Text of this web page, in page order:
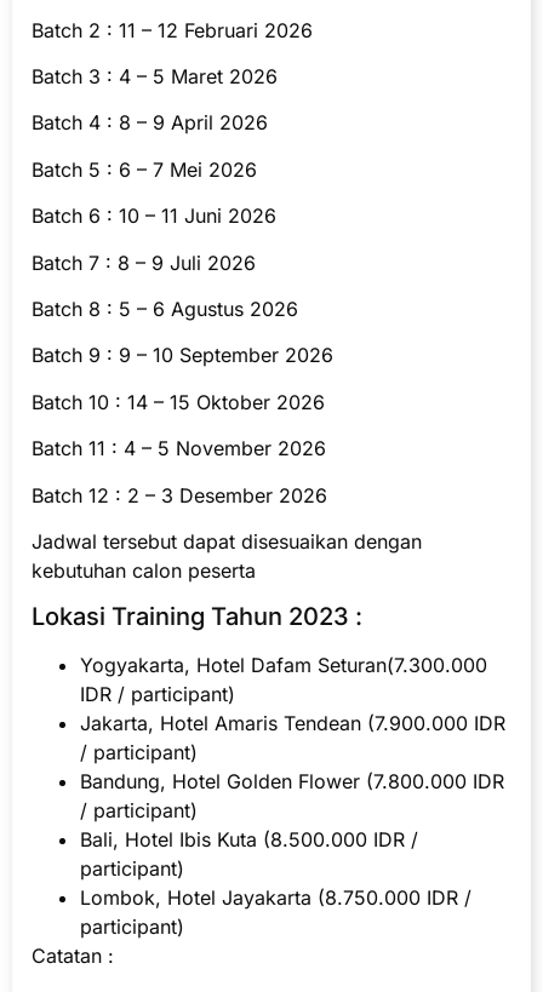
Batch 2 : 11 – 12 Februari 2026
Batch 3 : 4 – 5 Maret 2026
Batch 4 : 8 – 9 April 2026
Batch 5 : 6 – 7 Mei 2026
Batch 6 : 10 – 11 Juni 2026
Batch 7 : 8 – 9 Juli 2026
Batch 8 : 5 – 6 Agustus 2026
Batch 9 : 9 – 10 September 2026
Batch 10 : 14 – 15 Oktober 2026
Batch 11 : 4 – 5 November 2026
Batch 12 : 2 – 3 Desember 2026
Jadwal tersebut dapat disesuaikan dengan
kebutuhan calon peserta
Lokasi Training Tahun 2023 :
Yogyakarta, Hotel Dafam Seturan(7.300.000
IDR / participant)
Jakarta, Hotel Amaris Tendean (7.900.000 IDR
/ participant)
Bandung, Hotel Golden Flower (7.800.000 IDR
/ participant)
Bali, Hotel Ibis Kuta (8.500.000 IDR /
participant)
Lombok, Hotel Jayakarta (8.750.000 IDR /
participant)
Catatan :